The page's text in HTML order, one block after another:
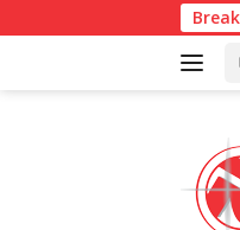
ke
Kadin Sultra Gandeng IAI